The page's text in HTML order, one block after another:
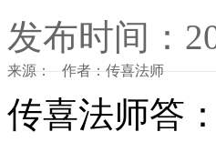
发布时间：
来源： 作者：传喜法师
传喜法师答